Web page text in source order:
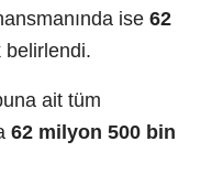
ise 62
belirlendi.
ait tüm
62 milyon 500 bin